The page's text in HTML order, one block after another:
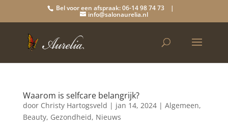
Bel voor een afspraak: 06-14 98 74 73 |
info@salonaurelia.nl
Waarom is selfcare belangrijk?
door Christy Hartogsveld | jan 14, 2024| Algemeen,
Beauty, Gezondheid, Nieuws